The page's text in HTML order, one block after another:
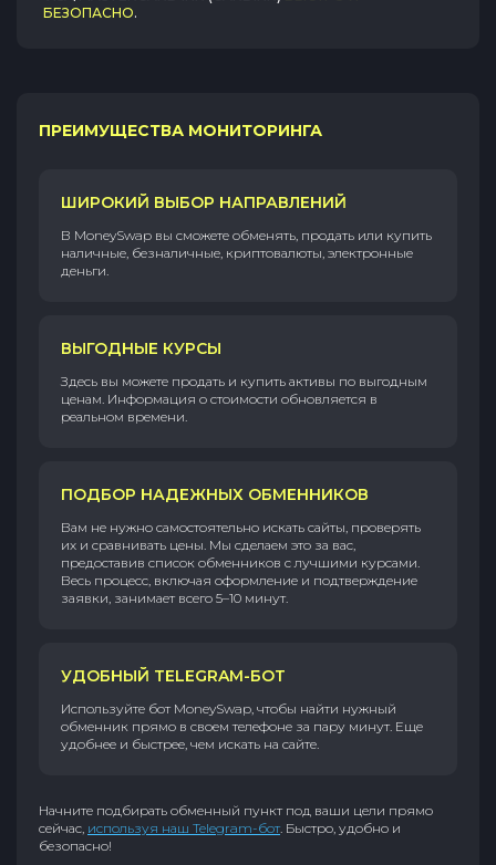
БЕЗОПАСНО.
ПРЕИМУЩЕСТВА МОНИТОРИНГА
ШИРОКИЙ ВЫБОР НАПРАВЛЕНИЙ
В MoneySwap вы сможете обменять, продать или купить
наличные, безналичные, криптовалюты, электронные
деньги.
ВЫГОДНЫЕ КУРСЫ
Здесь вы можете продать и купить активы по выгодным
ценам. Информация о стоимости обновляется в
реальном времени.
ПОДБОР НАДЕЖНЫХ ОБМЕННИКОВ
Вам не нужно самостоятельно искать сайты, проверять
их и сравнивать цены. Мы сделаем это за вас,
предоставив список обменников с лучшими курсами.
Весь процесс, включая оформление и подтверждение
заявки, занимает всего 5–10 минут.
УДОБНЫЙ TELEGRAM-БОТ
Используйте бот MoneySwap, чтобы найти нужный
обменник прямо в своем телефоне за пару минут. Еще
удобнее и быстрее, чем искать на сайте.
Начните подбирать обменный пункт под ваши цели прямо
сейчас, используя наш Telegram-бот. Быстро, удобно и
безопасно!